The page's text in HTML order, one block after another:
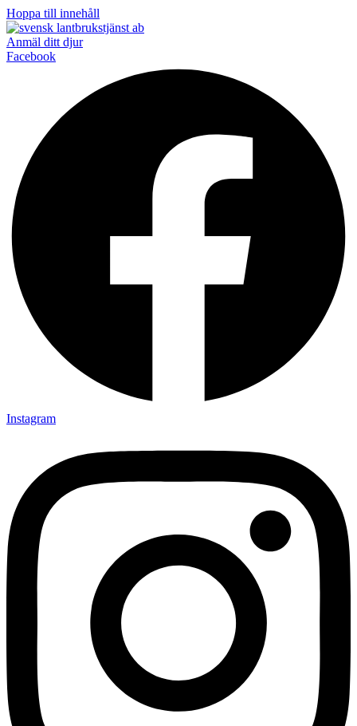
Hoppa till innehåll
Anmäl ditt djur
Facebook
Instagram